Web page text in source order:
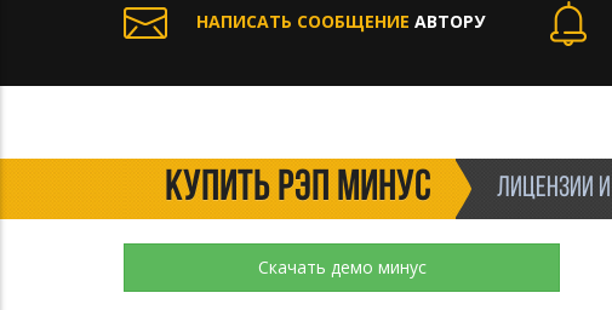
НАПИСАТЬ СООБЩЕНИЕ АВТОРУ
КУПИТЬ РЭП МИНУС ЛИЦЕНЗИИ
Скачать демо минус